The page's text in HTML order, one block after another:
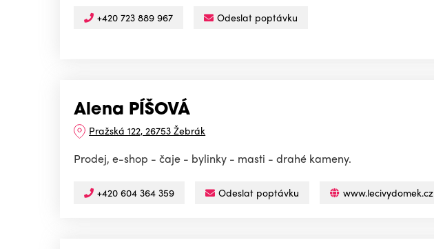
+420 723 889 967 Odeslat poptávku
Alena PÍŠOVÁ
Pražská 122, 26753 Žebrák
Prodej, e-shop - čaje - bylinky - masti - drahé kameny.
+420 604 364 359 Odeslat poptávku www.lecivydomek.cz